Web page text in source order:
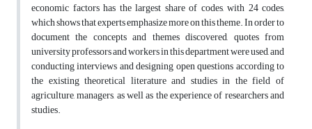
economic factors has the largest share of codes, with 24 codes,
which shows that experts emphasize more on this theme. In order to
document the concepts and themes discovered, quotes from
university professors and workers in this department were used, and
conducting interviews and designing open questions according to
the existing theoretical literature and studies in the field of
agriculture, managers, as well as the experience of researchers and
studies.